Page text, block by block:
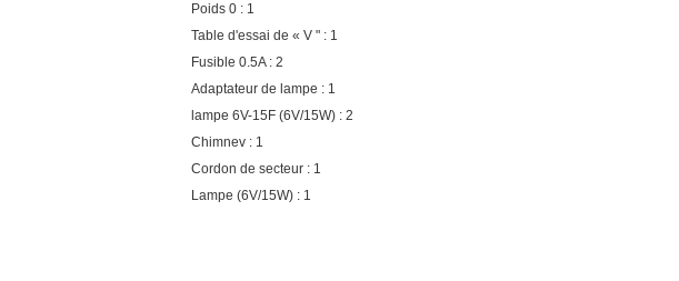
Poids 0 : 1
Table d'essai de « V " : 1
Fusible 0.5A : 2
Adaptateur de lampe : 1
lampe 6V-15F (6V/15W) : 2
Chimnev : 1
Cordon de secteur : 1
Lampe (6V/15W) : 1